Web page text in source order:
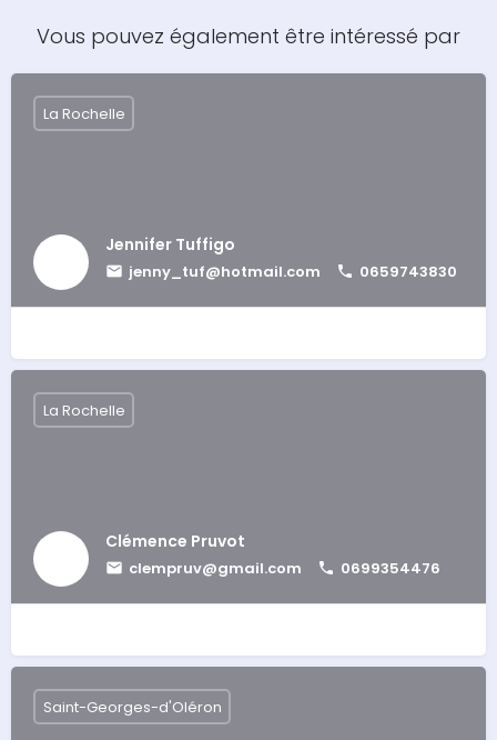
Vous pouvez également être intéressé par
Jennifer Tuffigo
jenny_tuf@hotmail.com 0659743830
La Rochelle
Clémence Pruvot
clempruv@gmail.com 0699354476
La Rochelle
Saint-Georges-d'Oléron